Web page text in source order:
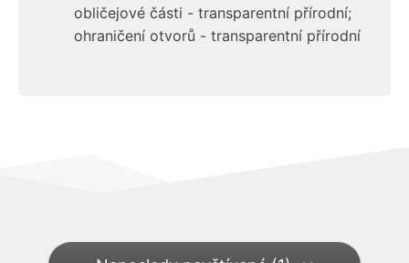
obličejové části - transparentní přírodní;
ohraničení otvorů - transparentní přírodní